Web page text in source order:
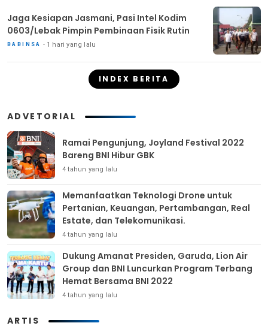
Jaga Kesiapan Jasmani, Pasi Intel Kodim
0603/Lebak Pimpin Pembinaan Fisik Rutin
BABINSA 1 hari yang lalu
INDEX BERITA
ADVETORIAL
Ramai Pengunjung, Joyland Festival 2022
Bareng BNI Hibur GBK
4 tahun yang lalu
Memanfaatkan Teknologi Drone untuk
Pertanian, Keuangan, Pertambangan, Real
Estate, dan Telekomunikasi.
4 tahun yang lalu
Dukung Amanat Presiden, Garuda, Lion Air
Group dan BNI Luncurkan Program Terbang
Hemat Bersama BNI 2022
4 tahun yang lalu
ARTIS